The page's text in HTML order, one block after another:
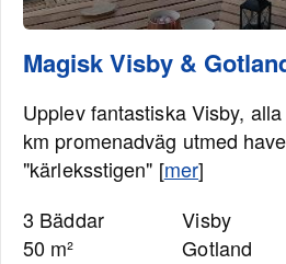
Magisk Visby &
Upplev fantastiska Visby,
km promenadväg utmed
"kärleksstigen" [mer]
3 Bäddar
50 m²
Visby
Gotland